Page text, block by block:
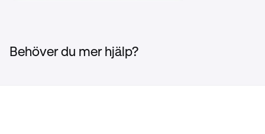
Behöver du mer hjälp?